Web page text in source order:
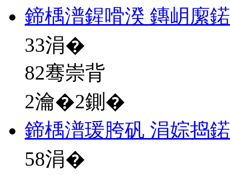
鍗楀潽鍟嗗湀 鏄岄緳
33涓�
82骞崇背
2瀹�2鍘�
鍗楀潽瑗胯矾 涓婃捣
58涓�